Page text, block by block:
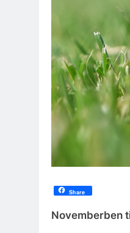
Share
Novemberben